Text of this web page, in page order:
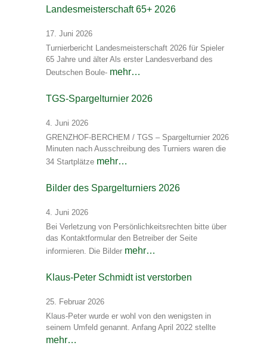
Landesmeisterschaft 65+ 2026
17. Juni 2026
Turnierbericht Landesmeisterschaft 2026 für Spieler
65 Jahre und älter Als erster Landesverband des
Deutschen Boule- mehr…
TGS-Spargelturnier 2026
4. Juni 2026
GRENZHOF-BERCHEM / TGS – Spargelturnier 2026
Minuten nach Ausschreibung des Turniers waren die
34 Startplätze mehr…
Bilder des Spargelturniers 2026
4. Juni 2026
Bei Verletzung von Persönlichkeitsrechten bitte über
das Kontaktformular den Betreiber der Seite
informieren. Die Bilder mehr…
Klaus-Peter Schmidt ist verstorben
25. Februar 2026
Klaus-Peter wurde er wohl von den wenigsten in
seinem Umfeld genannt. Anfang April 2022 stellte
mehr…